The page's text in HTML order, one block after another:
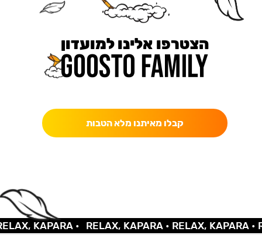
הצטרפו אלינו למועדון
קבלו מאיתנו מלא הטבות
KAPARA • RELAX, KAPARA •RELAX, KAPARA •